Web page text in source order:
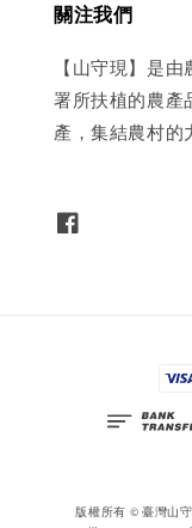
關注我們
【山守現】是
署所扶植的農產
產，集結農村的
版權所有 © 臺灣山